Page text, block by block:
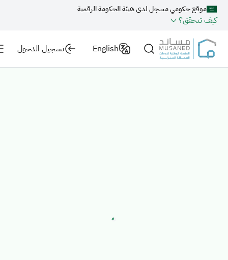
موقع حكومي مسجل لدى هيئة الحكومة الرقمية
كيف تتحقق؟
English تسجيل الدخول